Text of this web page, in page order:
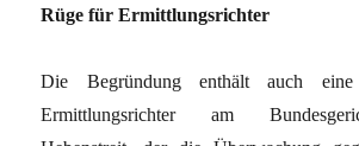
Rüge für Ermittlungsrichter
Die Begründung enthält auch
Ermittlungsrichter am